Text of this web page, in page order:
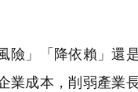
險」「降依賴」還
業成本，削弱產業